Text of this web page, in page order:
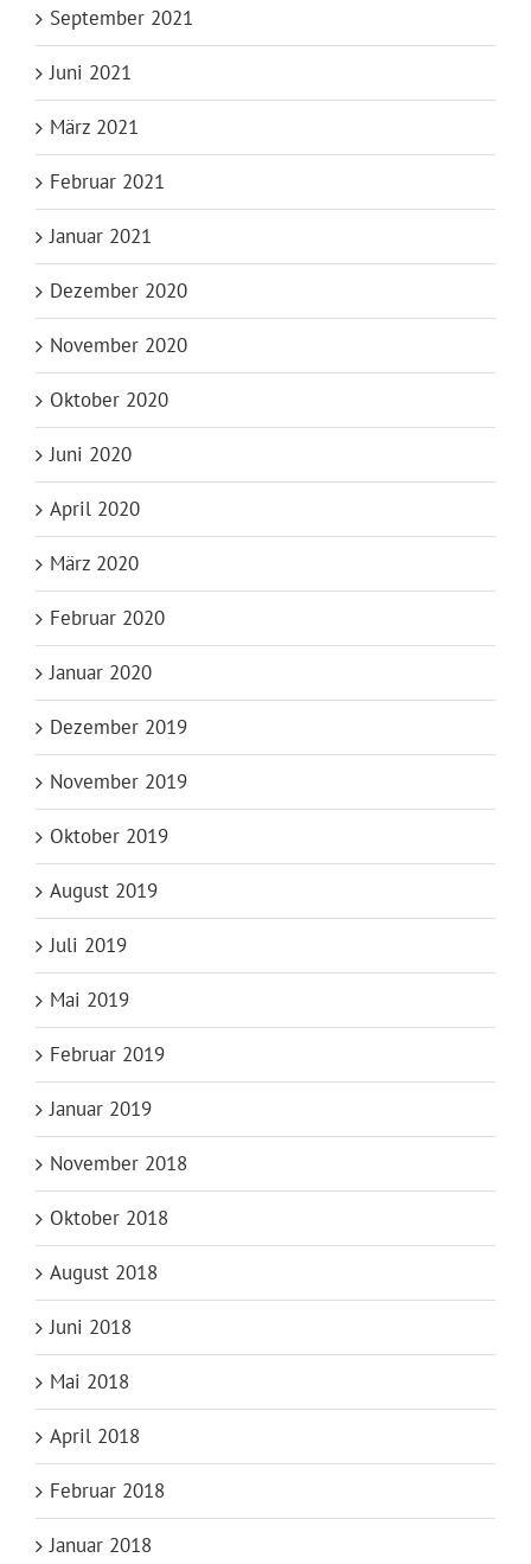
September 2021
Juni 2021
März 2021
Februar 2021
Januar 2021
Dezember 2020
November 2020
Oktober 2020
Juni 2020
April 2020
März 2020
Februar 2020
Januar 2020
Dezember 2019
November 2019
Oktober 2019
August 2019
Juli 2019
Mai 2019
Februar 2019
Januar 2019
November 2018
Oktober 2018
August 2018
Juni 2018
Mai 2018
April 2018
Februar 2018
Januar 2018